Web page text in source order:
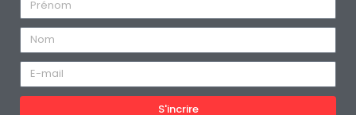
S'incrire